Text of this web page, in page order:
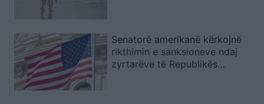
Senatorë amerikanë kërkojnë
rikthimin e sanksioneve ndaj
zyrtarëve të Republikës